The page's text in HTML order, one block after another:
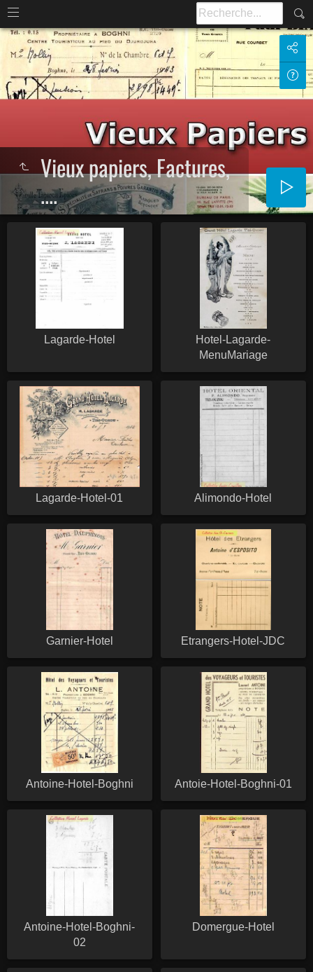
Vieux papiers, Factures,
....
Lagarde-Hotel
Hotel-Lagarde-
MenuMariage
Lagarde-Hotel-01 Alimondo-Hotel
Garnier-Hotel Etrangers-Hotel-JDC
Antoine-Hotel-Boghni Antoie-Hotel-Boghni-01
Antoine-Hotel-Boghni-
02
Domergue-Hotel